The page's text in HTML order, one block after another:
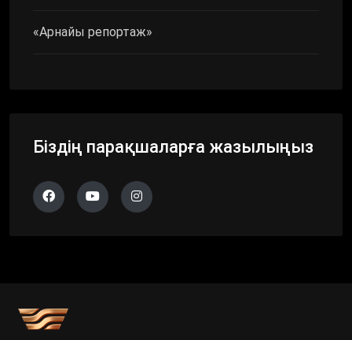
«Арнайы репортаж»
Біздің парақшаларға жазылыңыз